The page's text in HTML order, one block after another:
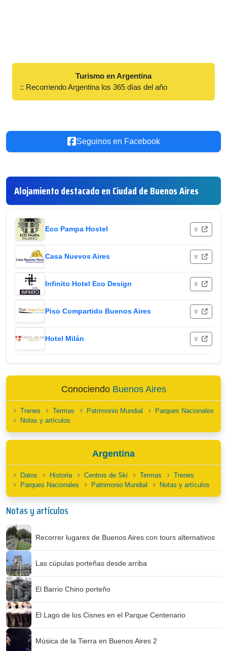
Turismo en Argentina
:: Recorriendo Argentina los 365 días del año
Seguinos en Facebook
Alojamiento destacado en Ciudad de Buenos Aires
Eco Pampa Hostel ir
Casa Nuevos Aires ir
Infinito Hotel Eco Design ir
Piso Compartido Buenos Aires ir
Hotel Milán ir
Conociendo Buenos Aires
Trenes Termas Patrimonio Mundial
Parques Nacionales
Notas y artículos
Argentina
Datos Historia Centros de Ski Termas
Trenes
Parques Nacionales
Patrimonio Mundial Notas y artículos
Notas y artículos
Recorrer lugares de Buenos Aires con tours alternativos
Las cúpulas porteñas desde arriba
El Barrio Chino porteño
El Lago de los Cisnes en el Parque Centenario
Música de la Tierra en Buenos Aires 2